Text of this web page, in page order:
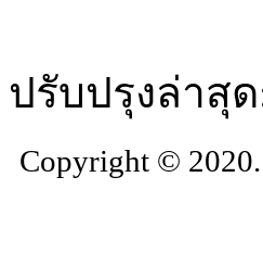
ปรับปรุงล่าสุ
Copyright ©